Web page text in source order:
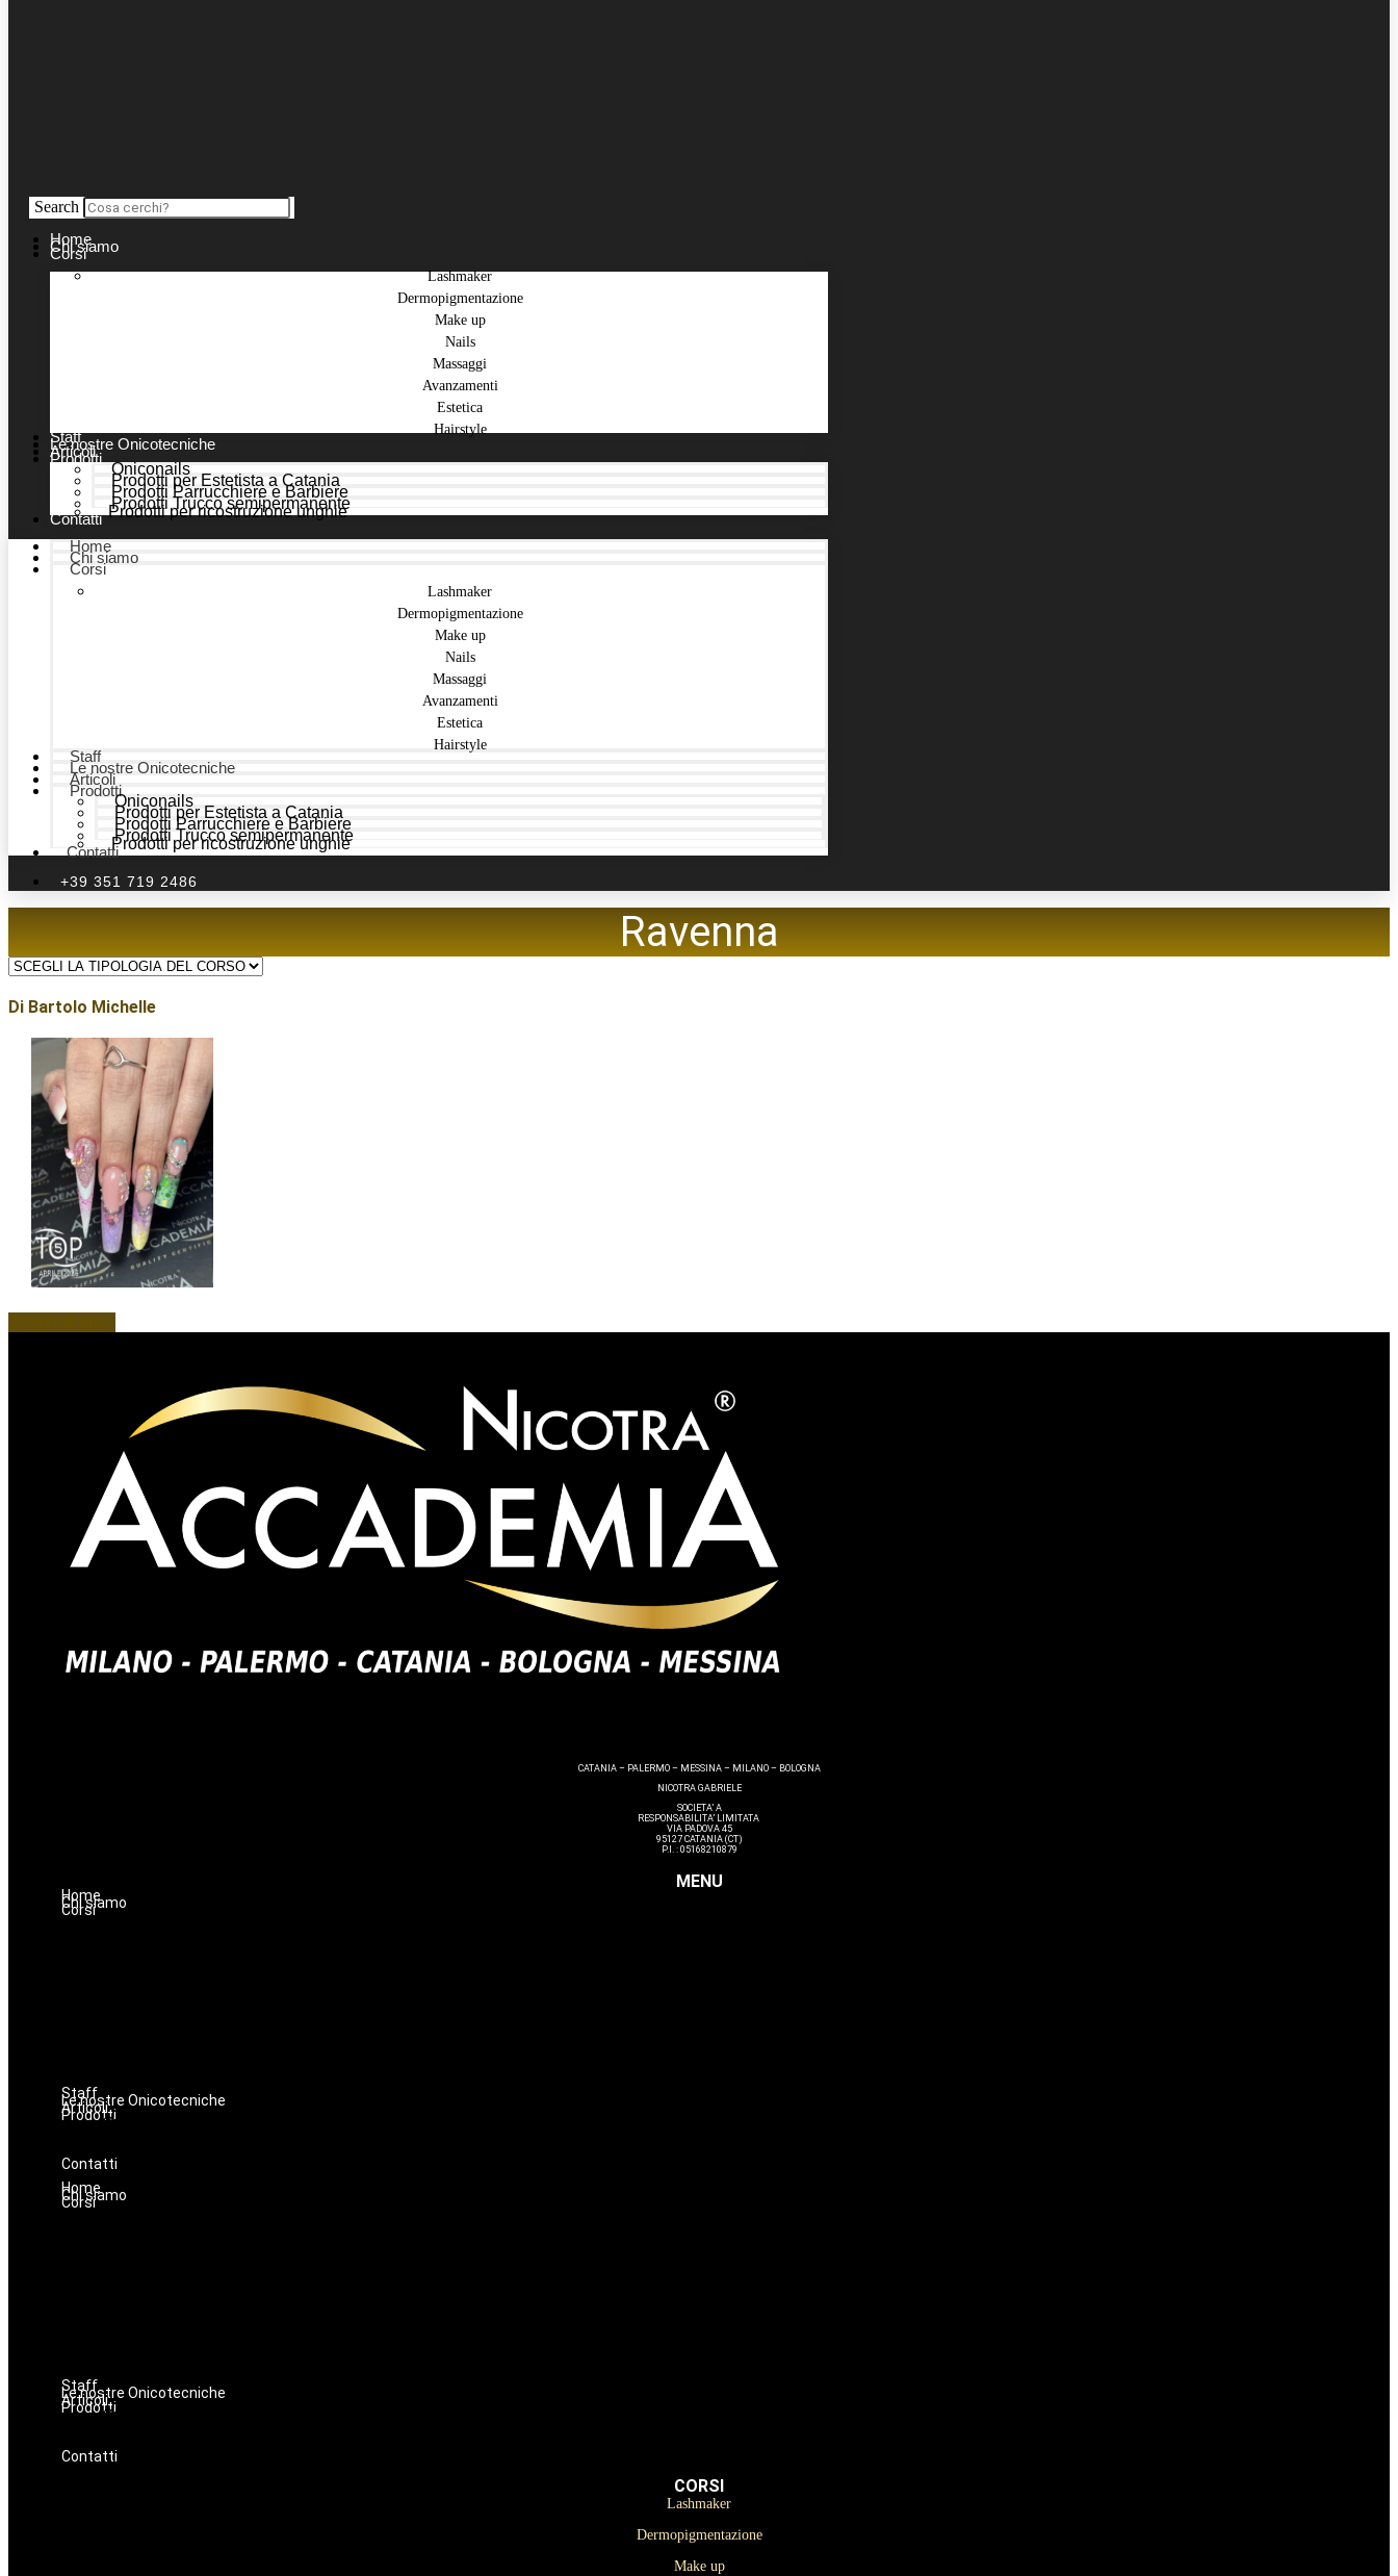
Search
Home
Chi siamo
Corsi
Lashmaker
Dermopigmentazione
Make up
Nails
Massaggi
Avanzamenti
Estetica
Hairstyle
Staff
Le nostre Onicotecniche
Articoli
Prodotti
Oniconails
Prodotti per Estetista a Catania
Prodotti Parrucchiere e Barbiere
Prodotti Trucco semipermanente
Prodotti per ricostruzione unghie
Contatti
Home
Chi siamo
Corsi
Lashmaker
Dermopigmentazione
Make up
Nails
Massaggi
Avanzamenti
Estetica
Hairstyle
Staff
Le nostre Onicotecniche
Articoli
Prodotti
Oniconails
Prodotti per Estetista a Catania
Prodotti Parrucchiere e Barbiere
Prodotti Trucco semipermanente
Prodotti per ricostruzione unghie
Contatti
+39 351 719 2486
Ravenna
Di Bartolo Michelle
CATANIA – PALERMO – MESSINA – MILANO – BOLOGNA
NICOTRA GABRIELE
SOCIETA’ A
RESPONSABILITA’ LIMITATA
VIA PADOVA 45
95127 CATANIA (CT)
P.I. : 05168210879
MENU
Home
Chi siamo
Corsi
Staff
Le nostre Onicotecniche
Articoli
ProdottiOniconails
Prodotti per ricostruzione unghie
Contatti
Home
Chi siamo
Corsi
Staff
Le nostre Onicotecniche
Articoli
ProdottiOniconails
Prodotti per ricostruzione unghie
Contatti
CORSI
Lashmaker
Dermopigmentazione
Make up